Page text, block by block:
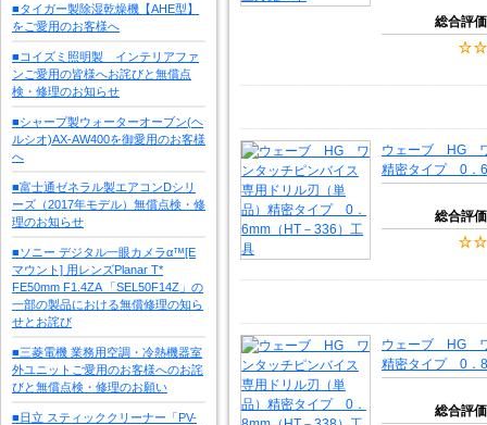
■タイガー製除湿乾燥機【AHE型】
をご愛用のお客様へ
■コイズミ照明製 インテリアファ
ンご愛用の皆様へお詫びと無償点
検・修理のお知らせ
■シャープ製ウォーターオーブン(ヘ
ルシオ)AX-AW400を御愛用のお客様
へ
■富士通ゼネラル製エアコンDシリ
ーズ（2017年モデル）無償点検・修
理のお知らせ
■ソニー デジタル一眼カメラα™[E
マウント] 用レンズPlanar T*
FE50mm F1.4ZA 「SEL50F14Z」の
一部の製品における無償修理の知ら
せとお詫び
■三菱電機 業務用空調・冷熱機器室
外ユニットご愛用のお客様へのお詫
びと無償点検・修理のお願い
■日立 スティッククリーナー「PV-
総合評価
ウェーブ HG ワ
精密タイプ 0．
総合評価
ウェーブ HG ワ
精密タイプ 0．
総合評価